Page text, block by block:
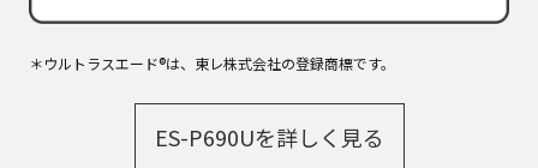
＊ウルトラスエード®は、東レ株式会社の登録商標です。
ES-P690Uを詳しく見る